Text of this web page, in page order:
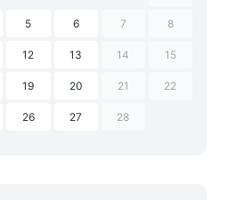
5 6 7 8
12 13 14 15
19 20 21 22
26 27 28